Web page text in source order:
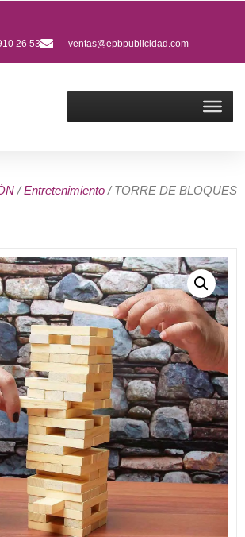
26 53 ventas@epbpublicidad.com
/Entretenimiento / TORRE DE BLOQUES